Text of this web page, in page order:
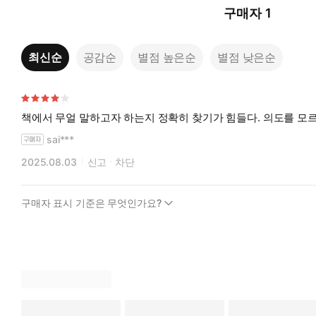
구매자 1
최신순 공감순 별점 높은순 별점 낮은순
책에서 무얼 말하고자 하는지 정확히 찾기가 힘들다. 의도를 모
sai***
2025.08.03
신고 차단
구매자 표시 기준은 무엇인가요?